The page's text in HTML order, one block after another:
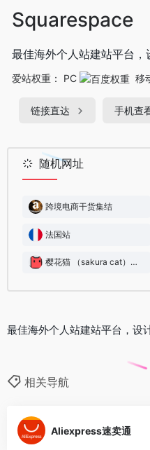
Squarespace
最佳海外个人站建站平台，
爱站权重： PC 移
链接直达 手机查
随机网址
跨境电商干货集结
法国站
樱花猫 （sakura cat）Vpn
最佳海外个人站建站平台，设
相关导航
Aliexpress速卖通